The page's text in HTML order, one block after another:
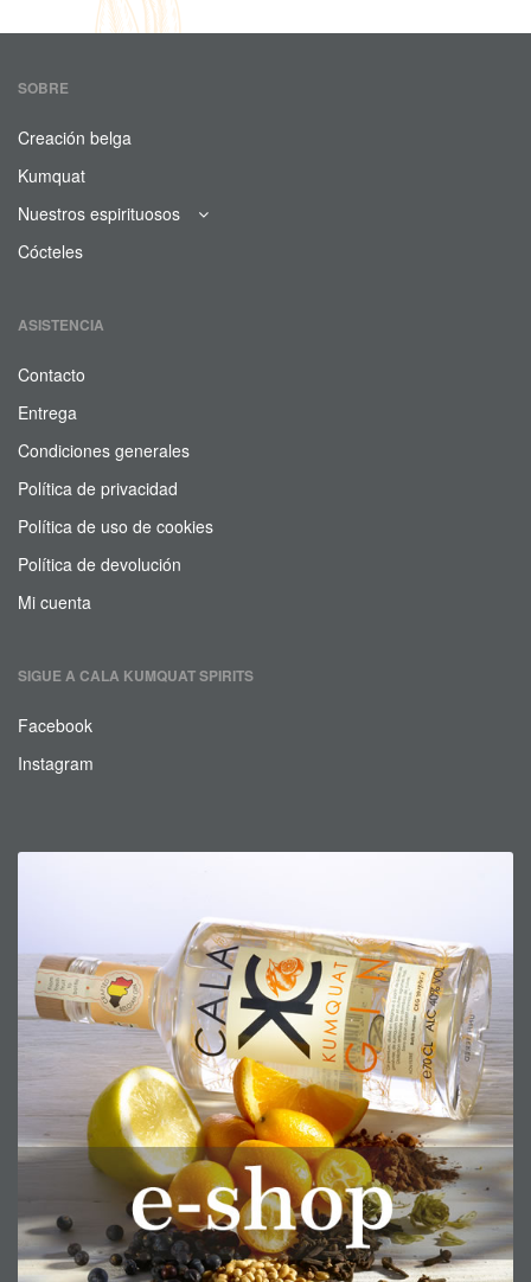
SOBRE
Creación belga
Kumquat
Nuestros espirituosos
Cócteles
ASISTENCIA
Contacto
Entrega
Condiciones generales
Política de privacidad
Política de uso de cookies
Política de devolución
Mi cuenta
SIGUE A CALA KUMQUAT SPIRITS
Facebook
Instagram